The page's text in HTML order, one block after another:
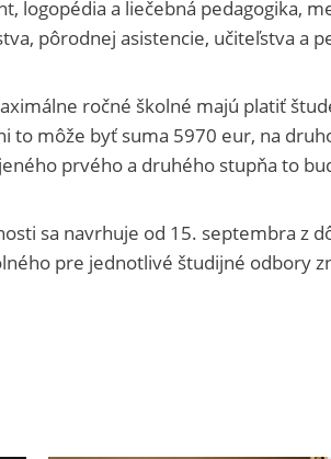
logopédia a liečebná pedagogika,
pôrodnej asistencie, učiteľstva a
ročné školné majú platiť
to môže byť suma 5970 eur, na
prvého a druhého stupňa to
sa navrhuje od 15. septembra z
pre jednotlivé študijné odbory